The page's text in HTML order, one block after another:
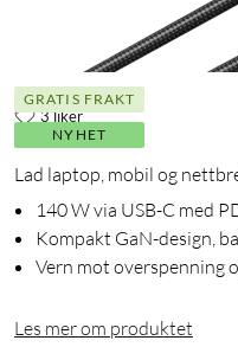
GRATIS FRAKT
NYHET
3 liker
Lad laptop, mobil og
140 W via USB-C med
Kompakt GaN-design,
Vern mot overspenning
Les mer om produktet